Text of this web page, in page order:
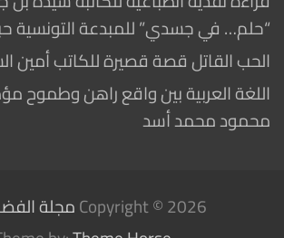
“حلم… في جسدي” للمبدعة التونسية
الحب القاتل قصة قصيرة للكاتب أمين
اللغة العربية بين واقع راهن وطموح
محمود محمد أسد
Copyright © 2026مجلة